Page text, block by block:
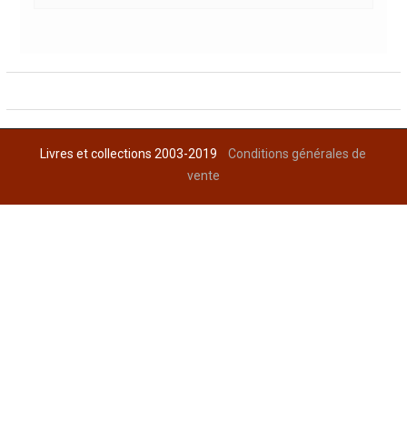
Livres et collections 2003-2019Conditions générales de
vente